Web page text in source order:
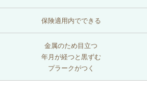
保険適用内でできる
金属のため目立つ
年月が経つと黒ずむ
プラークがつく